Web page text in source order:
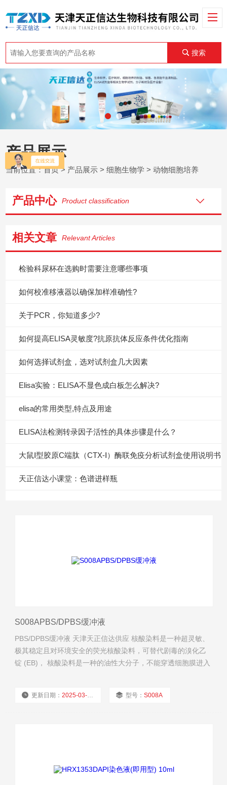
搜索
产品展示
当前位置：首页> 产品展示 >细胞生物学 >动物细胞培养
产品中心 Product classification
相关文章 Relevant Articles
检验科尿杯在选购时需要注意哪些事项
如何校准移液器以确保加样准确性?
关于PCR，你知道多少?
如何提高ELISA灵敏度?抗原抗体反应条件优化指南
如何选择试剂盒，选对试剂盒几大因素
Elisa实验：ELISA不显色成白板怎么解决?
elisa的常用类型,特点及用途
ELISA法检测转录因子活性的具体步骤是什么？
大鼠Ⅰ型胶原C端肽（CTX-Ⅰ）酶联免疫分析试剂盒使用说明书
天正信达小课堂：色谱进样瓶
S008APBS/DPBS缓冲液
PBS/DPBS缓冲液 天津天正信达供应 核酸染料是一种超灵敏、
极其稳定且对环境安全的荧光核酸染料，可替代剧毒的溴化乙
锭 (EB)， 核酸染料是一种的油性大分子，不能穿透细胞膜进入
更新日期：2025-03-17 型号：S008A